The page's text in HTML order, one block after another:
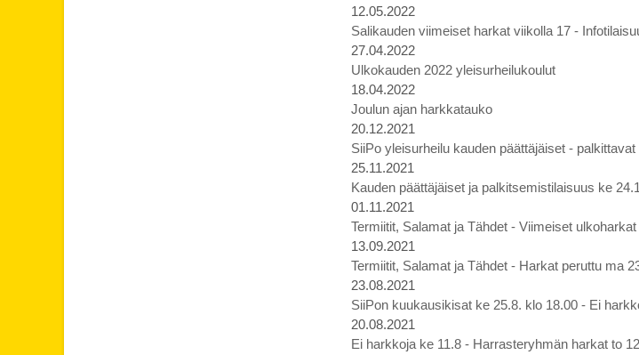
12.05.2022
Salikauden viimeiset harkat viikolla 17 -
27.04.2022
Ulkokauden 2022 yleisurheilukoulut
18.04.2022
Joulun ajan harkkatauko
20.12.2021
SiiPo yleisurheilu kauden päättäjäiset - palkittavat
25.11.2021
Kauden päättäjäiset ja palkitsemistilaisuus ke
01.11.2021
Termiitit, Salamat ja Tähdet - Viimeiset
13.09.2021
Termiitit, Salamat ja Tähdet - Harkat peruttu ma
23.08.2021
SiiPon kuukausikisat ke 25.8. klo 18.00 - Ei
20.08.2021
Ei harkkoja ke 11.8 - Harrasteryhmän harkat to